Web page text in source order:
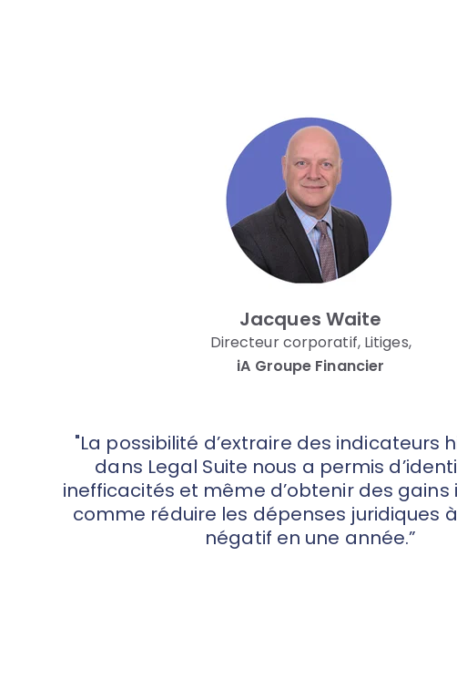
Jacques Waite
Directeur corporatif, Litiges,
iA Groupe Financier
"La possibilité d’extraire des indicateurs
dans Legal Suite nous a permis
inefficacités et même d’obtenir des
comme réduire les dépenses juridiques
négatif en une année.”